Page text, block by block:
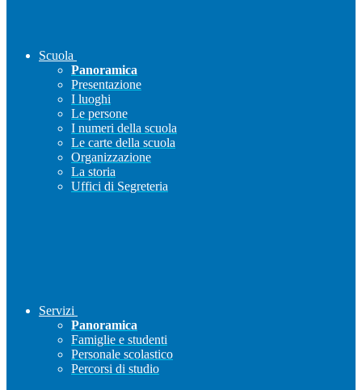
Scuola
Panoramica
Presentazione
I luoghi
Le persone
I numeri della scuola
Le carte della scuola
Organizzazione
La storia
Uffici di Segreteria
Servizi
Panoramica
Famiglie e studenti
Personale scolastico
Percorsi di studio